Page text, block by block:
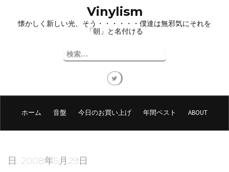
プ
Vinylism
懐かしく新しい光、そう・・・・・・僕達は無邪気にそれを
「朝」と名付ける
検
索:
ホーム 音盤 今日のお買い上げ 年間ベスト ABOUT
日: 2008年5月29日